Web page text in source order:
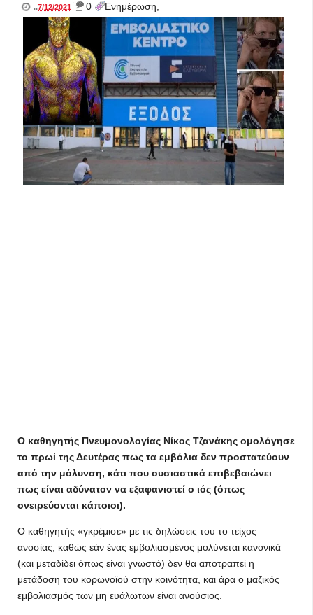
..7/12/2021 _ 0 Ενημέρωση,
Ο καθηγητής Πνευμονολογίας Νίκος Τζανάκης ομολόγησε
το πρωί της Δευτέρας πως τα εμβόλια δεν προστατεύουν
από την μόλυνση, κάτι που ουσιαστικά επιβεβαιώνει
πως είναι αδύνατον να εξαφανιστεί ο ιός (όπως
ονειρεύονται κάποιοι).
Ο καθηγητής «γκρέμισε» με τις δηλώσεις του το τείχος
ανοσίας, καθώς εάν ένας εμβολιασμένος μολύνεται κανονικά
(και μεταδίδει όπως είναι γνωστό) δεν θα αποτραπεί η
μετάδοση του κορωνοϊού στην κοινότητα, και άρα ο μαζικός
εμβολιασμός των μη ευάλωτων είναι ανούσιος.